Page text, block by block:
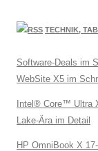
TECHNIK,
Software-Deals im
WebSite X5 im
Intel® Core™ Ultra
Lake-Ära im Detail
HP OmniBook X